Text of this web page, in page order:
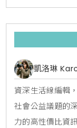
覺記憶。
凱洛琳
資深生活線編輯
社會公益議題的
力的高性價比資